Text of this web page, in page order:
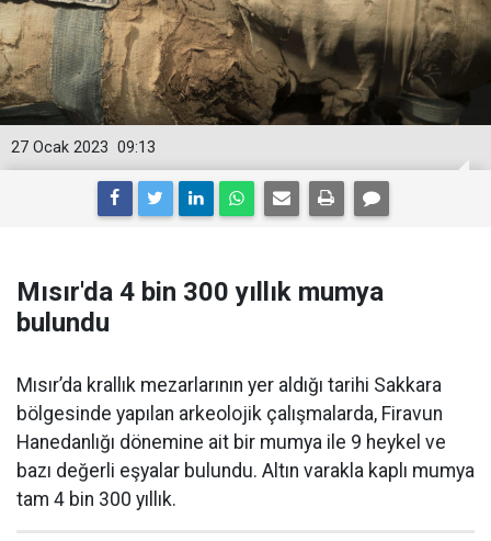
09:13
27 Ocak 2023
Mısır'da 4 bin 300 yıllık mumya
bulundu
Mısır’da krallık mezarlarının yer aldığı tarihi Sakkara
bölgesinde yapılan arkeolojik çalışmalarda, Firavun
Hanedanlığı dönemine ait bir mumya ile 9 heykel ve
bazı değerli eşyalar bulundu. Altın varakla kaplı mumya
tam 4 bin 300 yıllık.